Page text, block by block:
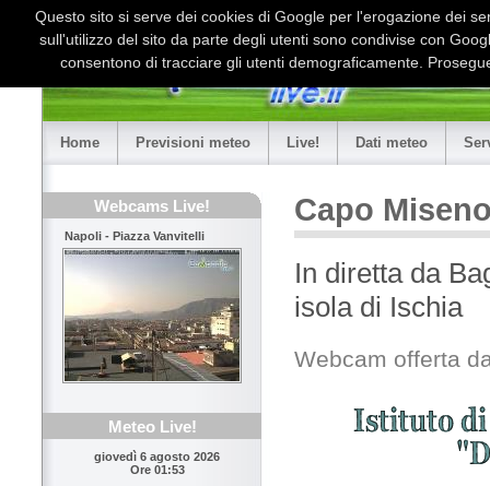
Home Previsioni meteo Live! Dati meteo
Webcams Live!
Napoli - Piazza Vanvitelli
Meteo Live!
giovedì 6 agosto 2026
Ore 01:53
Capo
In diretta da
isola di Ischia
Webcam offerta
Questo sito si serve dei cookies di Google per l'erogazione dei
sull'utilizzo del sito da parte degli utenti sono condivise con
consentono di tracciare gli utenti demograficamente.